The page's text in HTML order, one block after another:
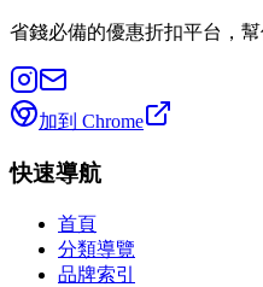
省錢必備的優惠折扣平台，
加到 Chrome
快速導航
首頁
分類導覽
品牌索引